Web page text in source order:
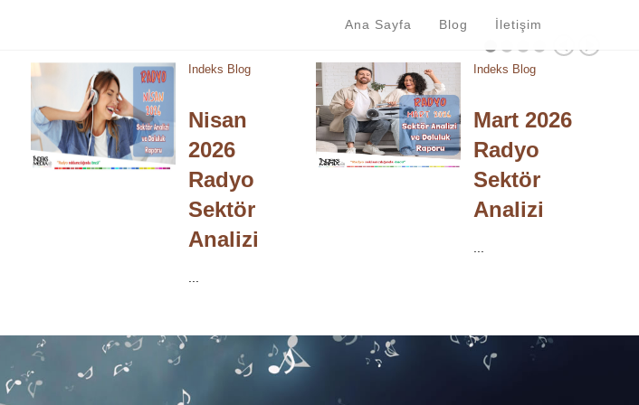
Indeks Blog
Nisan
2026
Radyo
Sektör
Analizi
Indeks Blog
Mart 2026
Radyo
Sektör
Analizi
Ana Sayfa Blog İletişim